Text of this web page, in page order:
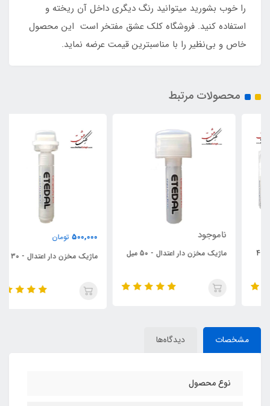
را خوب بشورید میتوانید رنگ دیگری داخل آن ریخته و
استفاده کنید. فروشگاه کلک عشق مفتخر است این محصول
خاص و بی‌نظیر را با مناسبترین قیمت عرضه نماید.
محصولات مرتبط
ناموجود
ماژیک مخزن‏ دار اعتدال - 50 میل
تومان
ماژیک مخزن‏ دار اعتدال - 30 میل
مشخصات دیدگاه‌ها
نوع محصول